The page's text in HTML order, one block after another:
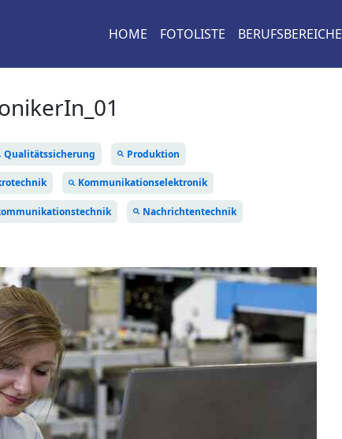
HOME FOTOLISTE BERUFSBEREICHE
Qualitätssicherung Produktion
Kommunikationselektronik
Nachrichtentechnik